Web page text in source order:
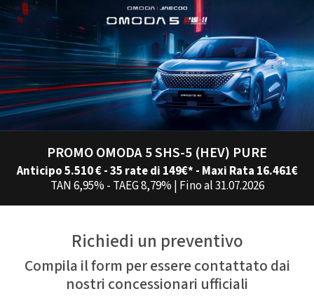
PROMO OMODA 5 SHS-5 (HEV) PURE
Anticipo 5.510 € - 35 rate di 149€* - Maxi Rata 16.461€
TAN 6,95% - TAEG 8,79% | Fino al 31.07.2026
Richiedi un preventivo
Compila il form per essere contattato dai
nostri concessionari ufficiali